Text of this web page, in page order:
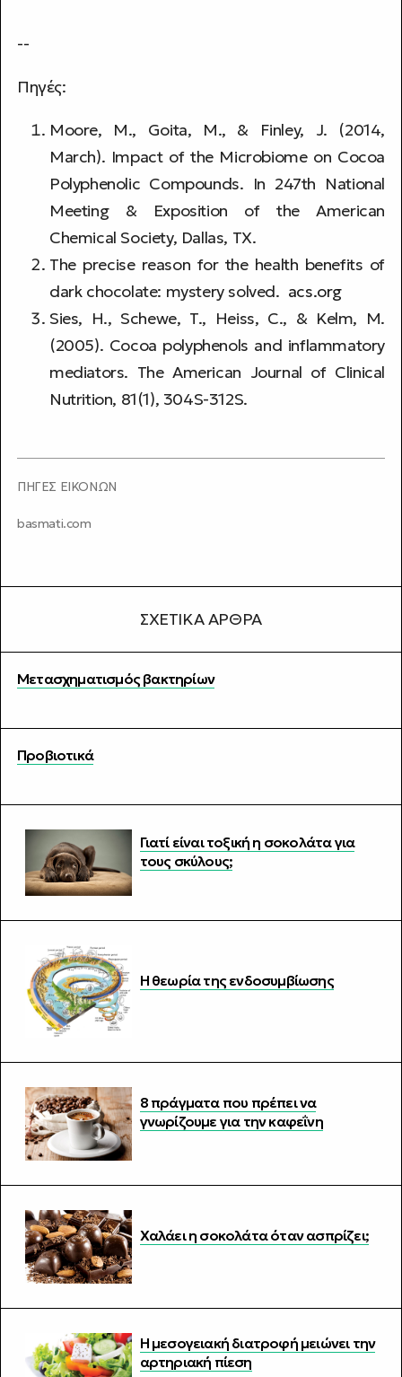
--
Πηγές:
Moore, M., Goita, M., & Finley, J. (2014,
March). Impact of the Microbiome on Cocoa
Polyphenolic Compounds. In 247th National
Meeting & Exposition of the American
Chemical Society, Dallas, TX.
The precise reason for the health benefits of
dark chocolate: mystery solved. acs.org
Sies, H., Schewe, T., Heiss, C., & Kelm, M.
(2005). Cocoa polyphenols and inflammatory
mediators. The American Journal of Clinical
Nutrition, 81(1), 304S-312S.
ΠΗΓΕΣ ΕΙΚΟΝΩΝ
basmati.com
ΣΧΕΤΙΚΆ ΆΡΘΡΑ
Μετασχηματισμός βακτηρίων
Προβιοτικά
Γιατί είναι τοξική η σοκολάτα για
τους σκύλους;
Η θεωρία της ενδοσυμβίωσης
8 πράγματα που πρέπει να
γνωρίζουμε για την καφεΐνη
Χαλάει η σοκολάτα όταν ασπρίζει;
Η μεσογειακή διατροφή μειώνει την
αρτηριακή πίεση